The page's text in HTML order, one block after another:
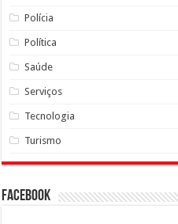
Polícia
Política
Saúde
Serviços
Tecnologia
Turismo
Facebook